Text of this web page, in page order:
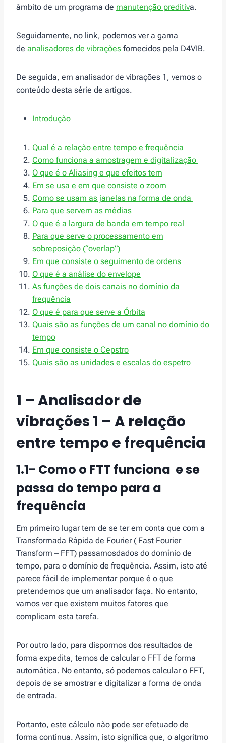
âmbito de um programa de manutenção preditiva.
Seguidamente, no link, podemos ver a gama
de analisadores de vibrações fornecidos pela D4VIB.
De seguida, em analisador de vibrações 1, vemos o
conteúdo desta série de artigos.
Introdução
Qual é a relação entre tempo e frequência
Como funciona a amostragem e digitalização
O que é o Aliasing e que efeitos tem
Em se usa e em que consiste o zoom
Como se usam as janelas na forma de onda
Para que servem as médias
O que é a largura de banda em tempo real
Para que serve o processamento em
sobreposição (“overlap”)
Em que consiste o seguimento de ordens
O que é a análise do envelope
As funções de dois canais no domínio da
frequência
O que é para que serve a Órbita
Quais são as funções de um canal no domínio do
tempo
Em que consiste o Cepstro
Quais são as unidades e escalas do espetro
1 – Analisador de
vibrações 1 – A relação
entre tempo e frequência
1.1- Como o FTT funciona e se
passa do tempo para a
frequência
Em primeiro lugar tem de se ter em conta que com a
Transformada Rápida de Fourier ( Fast Fourier
Transform – FFT) passamosdados do domínio de
tempo, para o domínio de frequência. Assim, isto até
parece fácil de implementar porque é o que
pretendemos que um analisador faça. No entanto,
vamos ver que existem muitos fatores que
complicam esta tarefa.
Por outro lado, para dispormos dos resultados de
forma expedita, temos de calcular o FFT de forma
automática. No entanto, só podemos calcular o FFT,
depois de se amostrar e digitalizar a forma de onda
de entrada.
Portanto, este cálculo não pode ser efetuado de
forma contínua. Assim, isto significa que, o algoritmo